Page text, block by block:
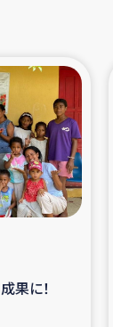
ランカ 緊急人
をつなぐサリ
ェクト
ガザ人道支援
果に！